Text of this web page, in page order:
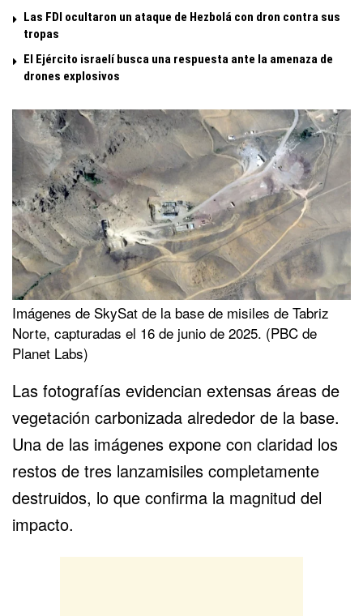
Las FDI ocultaron un ataque de Hezbolá con dron contra sus
tropas
El Ejército israelí busca una respuesta ante la amenaza de
drones explosivos
Imágenes de SkySat de la base de misiles de Tabriz
Norte, capturadas el 16 de junio de 2025. (PBC de
Planet Labs)
Las fotografías evidencian extensas áreas de
vegetación carbonizada alrededor de la base.
Una de las imágenes expone con claridad los
restos de tres lanzamisiles completamente
destruidos, lo que confirma la magnitud del
impacto.